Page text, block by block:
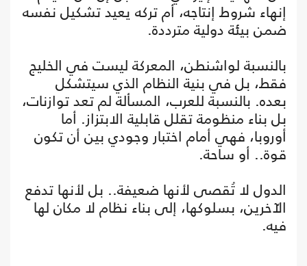
إنهاء شروط إنتاجه، أم تركه يعيد تشكيل نفسه
ضمن بيئة دولية مترددة.
بالنسبة لواشنطن، المعركة ليست في الخليج
فقط، بل في بنية النظام الذي سيتشكل
بعده. بالنسبة للعرب، المسألة لم تعد توازنات،
بل بناء منظومة تقلل قابلية الابتزاز. أما
أوروبا، فهي أمام اختبار وجودي بين أن تكون
قوة.. أو ساحة.
الدول لا تُقصى لأنها ضعيفة.. بل لأنها تدفع
الآخرين، بسلوكها، إلى بناء نظام لا مكان لها
فيه.